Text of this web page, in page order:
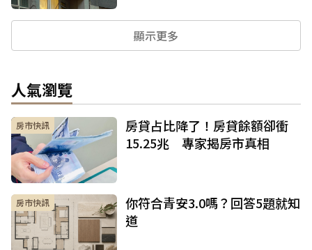
顯示更多
人氣瀏覽
房市快訊
房貸占比降了！房貸餘額卻衝
15.25兆 專家揭房市真相
房市快訊
你符合青安3.0嗎？回答5題就知
道